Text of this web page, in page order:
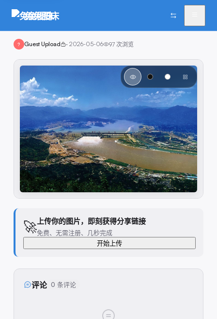
兔兔图床
? Guest Upload · 2026-05-06 97 次浏览
🚀上传你的图片，即刻获得分享链接
免费、无需注册、几秒完成
开始上传
评论 0 条评论